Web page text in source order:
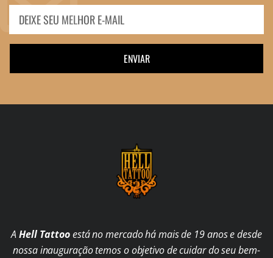
ENVIAR
AHell Tattooestá no mercado há mais de 19 anos e desde
nossa inauguração temos o objetivo de cuidar do seu bem-